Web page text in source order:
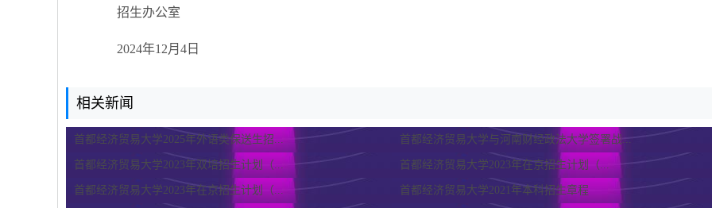
招生办公室
2024年12月4日
相关新闻
首都经济贸易大学2025年外语类保送生招... 首都经济贸易大学与河南财经政法大学签署战...
首都经济贸易大学2023年双培招生计划（... 首都经济贸易大学2023年在京招生计划（...
首都经济贸易大学2023年在京招生计划（... 首都经济贸易大学2021年本科招生章程